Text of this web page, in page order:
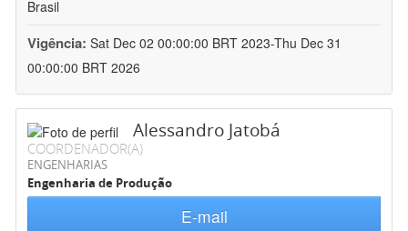
Brasil
Vigência: Sat Dec 02 00:00:00 BRT 2023-Thu Dec 31
00:00:00 BRT 2026
Alessandro Jatobá
COORDENADOR(A)
ENGENHARIAS
Engenharia de Produção
E-mail